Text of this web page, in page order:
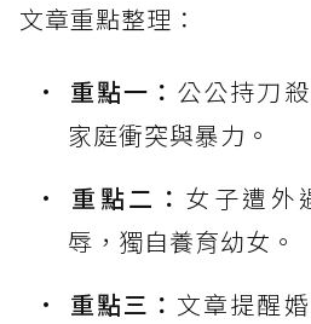
文章重點整理：
重點一： 公公持刀
家庭衝突與暴力。
重點二： 女子遭外
辱，獨自養育幼女。
重點三： 文章提醒